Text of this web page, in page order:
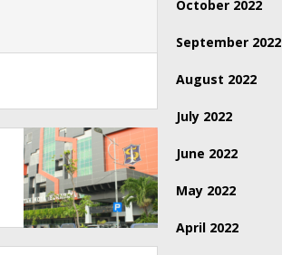
October 2022
September 2022
August 2022
July 2022
June 2022
May 2022
April 2022